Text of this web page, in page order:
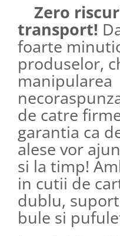
Zero
transport!
foarte
produselor,
manipularea
de catre
garantia ca
alese vor
si la timp!
in cutii de
dublu,
bule si